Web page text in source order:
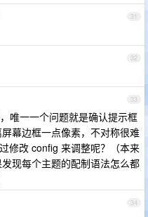
31
32
33
唯一一个问题就是确认提示框
幕边框一点像素，不对称很难
修改 config 来调整呢？（本来
现每个主题的配制语法怎么都
34